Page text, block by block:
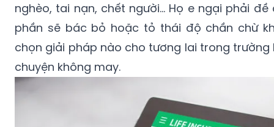
nghèo, tai nạn, chết người… Họ e ngại phải
phần sẽ bác bỏ hoặc tỏ thái độ chần chừ
chọn giải pháp nào cho tương lai trong
chuyện không may.